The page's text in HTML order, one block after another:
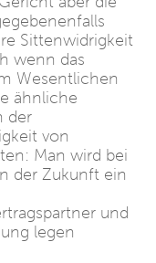
Sittenwidrigkeit
wenn das
Wesentlichen
ähnliche
der
von
Man wird bei
der Zukunft ein
und
legen